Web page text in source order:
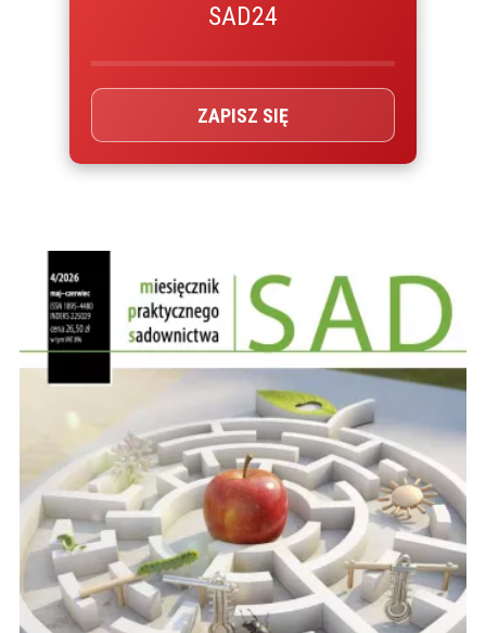
SAD24
ZAPISZ SIĘ